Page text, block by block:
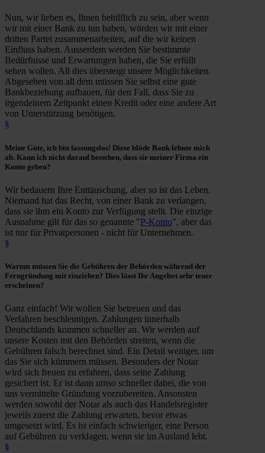
Nun, wir lieben es, Ihnen behilflich zu sein, aber wenn
wir mit einer Bank zu tun haben, würden wir mit einer
dritten Partei zusammenarbeiten, auf die wir keinen
Einfluss haben. Ausserdem werden Sie bestimmte
Bedürfnisse und Erwartungen haben, die Sie erfüllt
sehen wollen. All dies übersteigt unsere Möglichkeiten.
Abgesehen von all dem müssen Sie selbst eine gute
Bankbeziehung aufbauen, für den Fall, dass Sie zu
irgendeinem Zeitpunkt einen Kredit oder eine andere Art
von Unterstützung benötigen.
§
Meine Güte, ich bin fassungslos! Diese blöde Bank lehnte mich
ab. Kann ich nicht darauf bestehen, dass sie meiner Firma ein
Konto geben?
Wir bedauern Ihre Enttäuschung, aber so ist das Leben.
Niemand hat das Recht, von einer Bank zu verlangen,
dass sie ihm ein Konto zur Verfügung stellt. Die einzige
Ausnahme gilt für das so genannte "P-Konto", aber das
ist nur für Privatpersonen - nicht für Unternehmen.
§
Warum müssen Sie die Gebühren der Behörden während der
Ferngründung mit einziehen? Dies lässt Ihr Angebot sehr teuer
erscheinen?
Ganz einfach! Wir wollen Sie betreuen und das
Verfahren beschleunigen. Zahlungen innerhalb
Deutschlands kommen schneller an. Wir werden auf
unsere Kosten mit den Behörden streiten, wenn die
Gebühren falsch berechnet sind. Ein Detail weniger, um
das Sie sich kümmern müssen. Besonders der Notar
wird sich freuen zu erfahren, dass seine Zahlung
gesichert ist. Er ist dann umso schneller dabei, die von
uns vermittelte Gründung vorzubereiten. Ansonsten
werden sowohl der Notar als auch das Handelsregister
jeweils zuerst die Zahlung erwarten, bevor etwas
umgesetzt wird. Es ist einfach schwieriger, eine Person
auf Gebühren zu verklagen, wenn sie im Ausland lebt.
§